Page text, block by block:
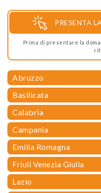
PRESENTA
Prima di presentare la
Abruzzo
Basilicata
Calabria
Campania
Emilia Romagna
Friuli Venezia Giulia
Lazio